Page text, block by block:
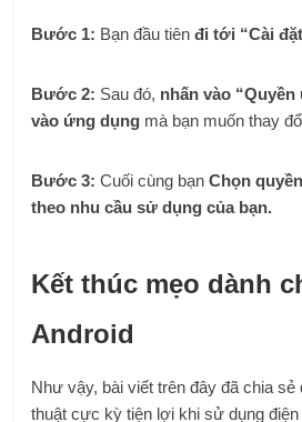
Bước 1: Bạn đầu tiênđi tới “Cài
Bước 2: Sau đó, nhấn vào
vào ứng dụng mà bạn muốn thay
Bước 3: Cuối cùng bạnChọn
theo nhu cầu sử dụng của bạn.
Kết thúc mẹo dành
Android
Như vậy, bài viết trên đây đã chia sẻ
thuật cực kỳ tiện lợi khi sử dụng điện